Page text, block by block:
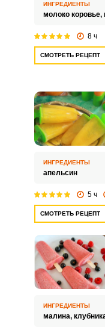
ИНГРЕДИЕНТЫ
молоко коровье,
8 ч
СМОТРЕТЬ РЕЦЕПТ
ИНГРЕДИЕНТЫ
апельсин
5 ч
СМОТРЕТЬ РЕЦЕПТ
ИНГРЕДИЕНТЫ
малина,
с